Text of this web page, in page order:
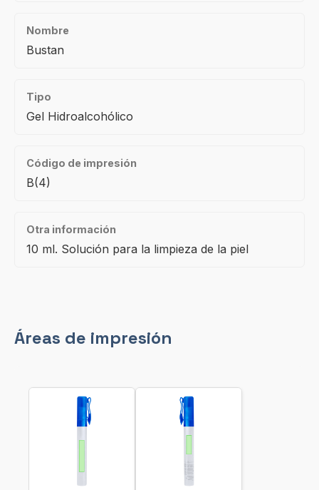
Nombre
Bustan
Tipo
Gel Hidroalcohólico
Código de impresión
B(4)
Otra información
10 ml. Solución para la limpieza de la piel
Áreas de impresión